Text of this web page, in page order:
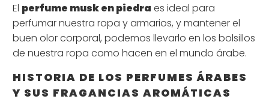
El perfume musk en piedra es ideal para
perfumar nuestra ropa y armarios, y mantener el
buen olor corporal, podemos llevarlo en los bolsillos
de nuestra ropa como hacen en el mundo árabe.
HISTORIA DE LOS PERFUMES ÁRABES
Y SUS FRAGANCIAS AROMÁTICAS